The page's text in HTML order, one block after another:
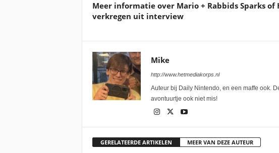
Meer informatie over Mario + Rabbids Sparks of
verkregen uit interview
Mike
http://www.hetmediakorps.nl
Auteur bij Daily Nintendo, en een maffe ook.
avontuurtje ook niet mis!
GERELATEERDE ARTIKELEN MEER VAN DEZE AUTEUR